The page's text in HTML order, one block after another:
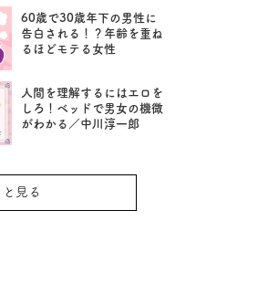
60歳で30歳年下の男性に
告白される！？年齢を重ね
るほどモテる女性
人間を理解するにはエロを
しろ！ベッドで男女の機微
がわかる／中川淳一郎
と見る